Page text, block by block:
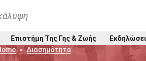
Επιστήμη Της Γης & Ζωής
Διασημότητα